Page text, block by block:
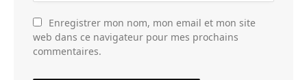
Enregistrer mon nom, mon email et mon site
web dans ce navigateur pour mes prochains
commentaires.